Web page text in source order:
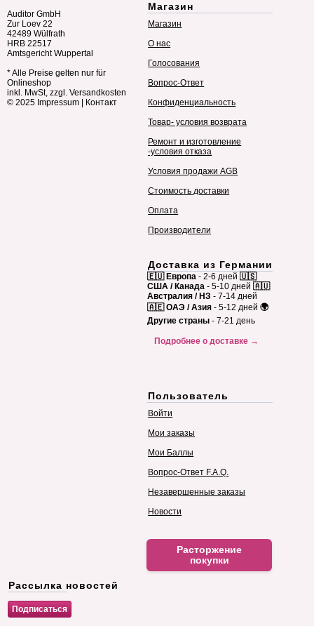
Auditor GmbH
Zur Loev 22
42489 Wülfrath
HRB 22517
Amtsgericht Wuppertal
* Alle Preise gelten nur für
Onlineshop
inkl. MwSt, zzgl. Versandkosten
© 2025 Impressum Контакт
Магазин
Магазин
О нас
Голосования
Вопрос-Ответ
Конфиденциальность
Товар- условия возврата
Ремонт и изготовление
-условия отказа
Условия продажи AGB
Стоимость доставки
Оплата
Производители
Доставка из Германии
🇪🇺 Европа - 2-6 дней 🇺🇸
США / Канада - 5-10 дней 🇦🇺
Австралия / НЗ - 7-14 дней
🇦🇪 ОАЭ / Азия - 5-12 дней 🌍
Другие страны - 7-21 день
Подробнее о доставке →
Пользователь
Войти
Мои заказы
Мои Баллы
Вопрос-Ответ F.A.Q.
Незавершенные заказы
Новости
Расторжение
покупки
Рассылка новостей